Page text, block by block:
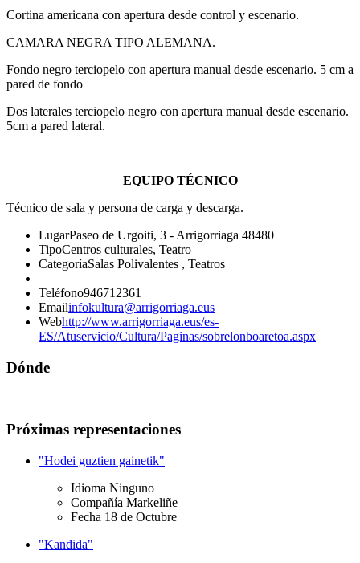
Cortina americana con apertura desde control y escenario.
CAMARA NEGRA TIPO ALEMANA.
Fondo negro terciopelo con apertura manual desde escenario. 5 cm a
pared de fondo
Dos laterales terciopelo negro con apertura manual desde escenario.
5cm a pared lateral.
EQUIPO TÉCNICO
Técnico de sala y persona de carga y descarga.
LugarPaseo de Urgoiti, 3 - Arrigorriaga 48480
TipoCentros culturales, Teatro
CategoríaSalas Polivalentes , Teatros
Teléfono946712361
Emailinfokultura@arrigorriaga.eus
Webhttp://www.arrigorriaga.eus/es-
ES/Atuservicio/Cultura/Paginas/sobrelonboaretoa.aspx
Dónde
Próximas representaciones
"Hodei guztien gainetik"
Idioma Ninguno
Compañía Markeliñe
Fecha 18 de Octubre
"Kandida"